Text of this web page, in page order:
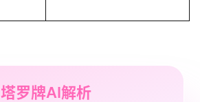
塔罗牌AI解析